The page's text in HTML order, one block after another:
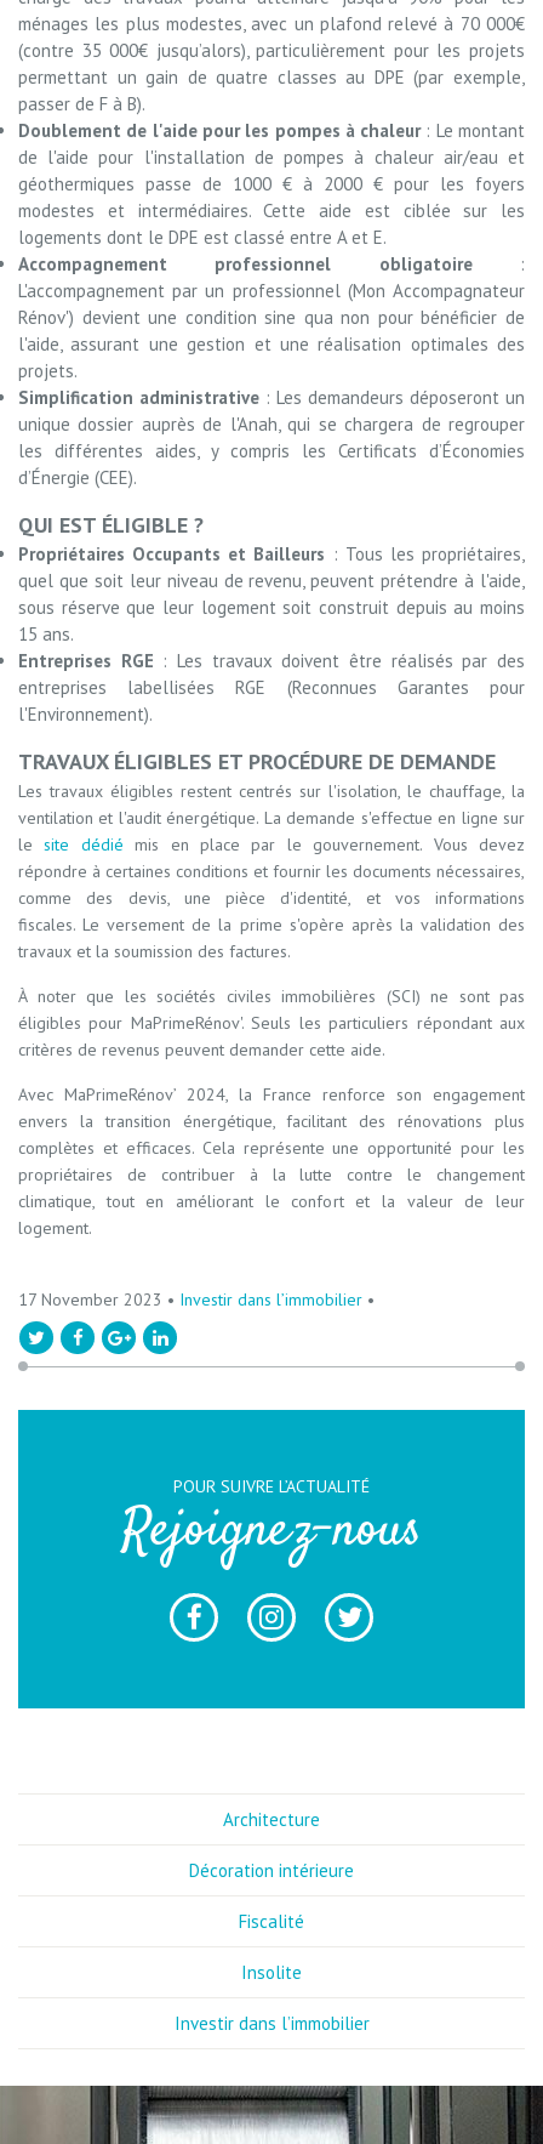
ménages les plus modestes, avec un plafond relevé à 70 000€
(contre 35 000€ jusqu’alors), particulièrement pour les projets
permettant un gain de quatre classes au DPE (par exemple,
passer de F à B).
Doublement de l'aide pour les pompes à chaleur: Le montant
de l'aide pour l'installation de pompes à chaleur air/eau et
géothermiques passe de 1000 € à 2000 € pour les foyers
modestes et intermédiaires. Cette aide est ciblée sur les
logements dont le DPE est classé entre A et E.
Accompagnement professionnel obligatoire:
L'accompagnement par un professionnel (Mon Accompagnateur
Rénov') devient une condition sine qua non pour bénéficier de
l'aide, assurant une gestion et une réalisation optimales des
projets.
Simplification administrative : Les demandeurs déposeront un
unique dossier auprès de l'Anah, qui se chargera de regrouper
les différentes aides, y compris les Certificats d’Économies
d’Énergie (CEE).
QUI EST ÉLIGIBLE ?
Propriétaires Occupants et Bailleurs : Tous les propriétaires,
quel que soit leur niveau de revenu, peuvent prétendre à l'aide,
sous réserve que leur logement soit construit depuis au moins
15 ans.
Entreprises RGE : Les travaux doivent être réalisés par des
entreprises labellisées RGE (Reconnues Garantes pour
l'Environnement).
TRAVAUX ÉLIGIBLES ET PROCÉDURE DE DEMANDE
Les travaux éligibles restent centrés sur l'isolation, le chauffage, la
ventilation et l'audit énergétique. La demande s'effectue en ligne sur
lesite dédié mis en place par le gouvernement. Vous devez
répondre à certaines conditions et fournir les documents nécessaires,
comme des devis, une pièce d'identité, et vos informations
fiscales. Le versement de la prime s'opère après la validation des
travaux et la soumission des factures.
À noter que les sociétés civiles immobilières (SCI) ne sont pas
éligibles pour MaPrimeRénov'. Seuls les particuliers répondant aux
critères de revenus peuvent demander cette aide.
Avec MaPrimeRénov’ 2024, la France renforce son engagement
envers la transition énergétique, facilitant des rénovations plus
complètes et efficaces. Cela représente une opportunité pour les
propriétaires de contribuer à la lutte contre le changement
climatique, tout en améliorant le confort et la valeur de leur
logement.
17 November 2023 • Investir dans l’immobilier •
POUR SUIVRE L’ACTUALITÉ
Rejoignez-nous
Architecture
Décoration intérieure
Fiscalité
Insolite
Investir dans l’immobilier